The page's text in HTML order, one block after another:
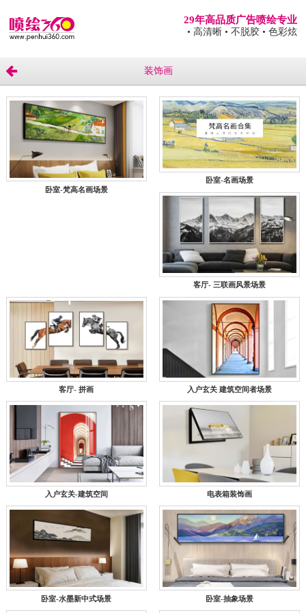
29年高品质广告喷绘专业
• 高清晰 • 不脱胶 • 色彩炫
装饰画
卧室-梵高名画场景
卧室-名画场景
客厅- 三联画风景场景
客厅- 拼画 入户玄关 建筑空间者场景
入户玄关-建筑空间 电表箱装饰画
卧室-水墨新中式场景 卧室-抽象场景